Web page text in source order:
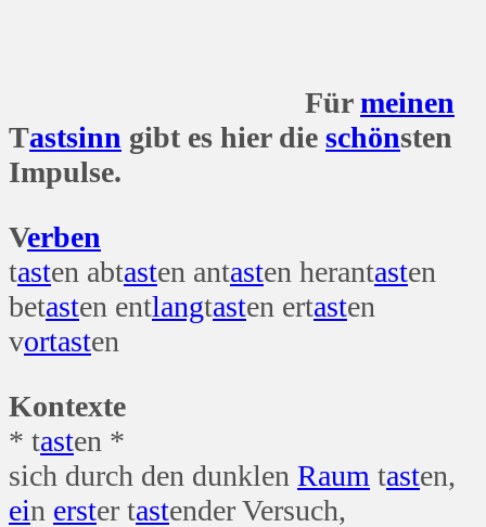
Fürmeinen
Tastsinn gibt es hier die schönsten
Impulse.
Verben
tasten abtasten antasten herantasten
betasten entlangtasten ertasten
vortasten
Kontexte
* tasten *
sich durch den dunklen Raum tasten,
ein erster tastender Versuch,